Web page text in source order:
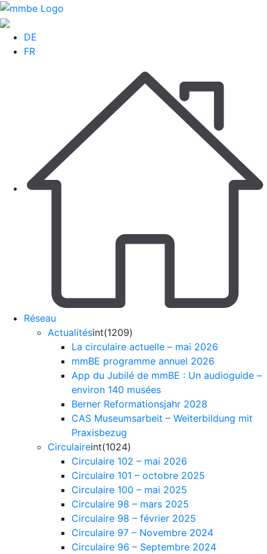
DE
FR
Réseau
Actualitésint(1209)
La circulaire actuelle – mai 2026
mmBE programme annuel 2026
App du Jubilé de mmBE : Un audioguide –
environ 140 musées
Berner Reformationsjahr 2028
CAS Museumsarbeit – Weiterbildung mit
Praxisbezug
Circulaireint(1024)
Circulaire 102 – mai 2026
Circulaire 101 – octobre 2025
Circulaire 100 – mai 2025
Circulaire 98 – mars 2025
Circulaire 98 – février 2025
Circulaire 97 – Novembre 2024
Circulaire 96 – Septembre 2024